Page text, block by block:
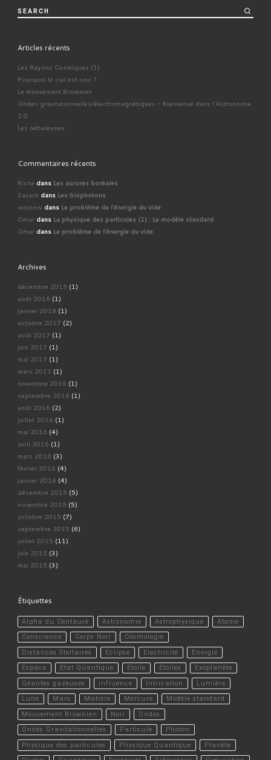
SEARCH
Articles récents
Les Rayons Cosmiques (1)
Pourquoi le ciel est noir ?
Le mouvement Brownien
Ondes gravitationnelles/électromagnétiques - Bienvenue dans l'Astronomie
2.0
Les nébuleuses
Commentaires récents
Riche dans Les aurores boréales
Savaritdans Les biophotons
wojnowdans Le problème de l'énergie du vide
Omardans La physique des particules (1) : Le modèle standard
Omardans Le problème de l'énergie du vide
Archives
décembre 2019 (1)
août 2018 (1)
janvier 2018 (1)
octobre 2017 (2)
août 2017 (1)
juin 2017 (1)
mai 2017 (1)
mars 2017 (1)
novembre 2016 (1)
septembre 2016 (1)
août 2016 (2)
juillet 2016 (1)
mai 2016 (4)
avril 2016 (1)
mars 2016 (3)
février 2016 (4)
janvier 2016 (4)
décembre 2015 (5)
novembre 2015 (5)
octobre 2015 (7)
septembre 2015 (6)
juillet 2015 (11)
juin 2015 (3)
mai 2015 (3)
Étiquettes
Alpha du Centaure Astronomie Astrophysique
Atome
Conscience
Corps Noir
Cosmologie
Distances Stellaires
Eclipse Electricité
Energie
Espace
Etat Quantique Etoile Etoiles
Exoplanète
Géantes gazeuses
influence Intrication
Lumière
Lune
Mars Matière Mercure
Modèle standard
Mouvement Brownien
Noir
Ondes
Ondes Gravitationnelles
Particule
Photon
Physique des particules
Physique Quantique
Planète